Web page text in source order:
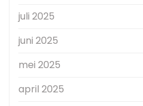
juli 2025
juni 2025
mei 2025
april 2025